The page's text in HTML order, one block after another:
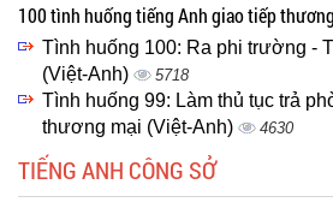
100 tình huống tiếng Anh giao tiếp
Tình huống 100: Ra phi trường -
(Việt-Anh)
5718
Tình huống 99: Làm thủ tục trả
thương mại (Việt-Anh)
4630
TIẾNG ANH CÔNG SỞ